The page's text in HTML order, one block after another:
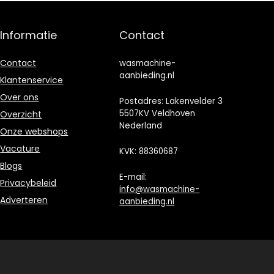
Power)
Informatie
Contact
Klantenservice
Over ons
Overzicht
Onze webshops
Vacature
Blogs
Privacybeleid
Adverteren
Contact
wasmachine-
aanbieding.nl
Postadres: Lakenvelder 3
5507KV Veldhoven
Nederland
KVK: 88360687
E-mail:
info@wasmachine-
aanbieding.nl